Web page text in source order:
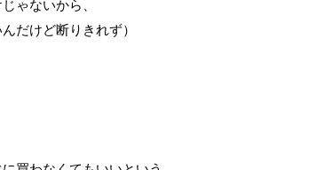
ゃないから、
だけど断りきれず）